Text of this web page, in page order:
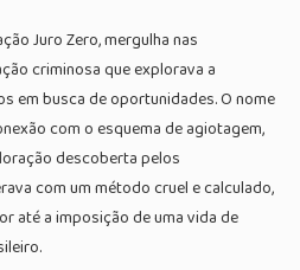
Juro Zero, mergulha nas
criminosa que explorava a
em busca de oportunidades. O nome
com o esquema de agiotagem,
descoberta pelos
com um método cruel e calculado,
até a imposição de uma vida de